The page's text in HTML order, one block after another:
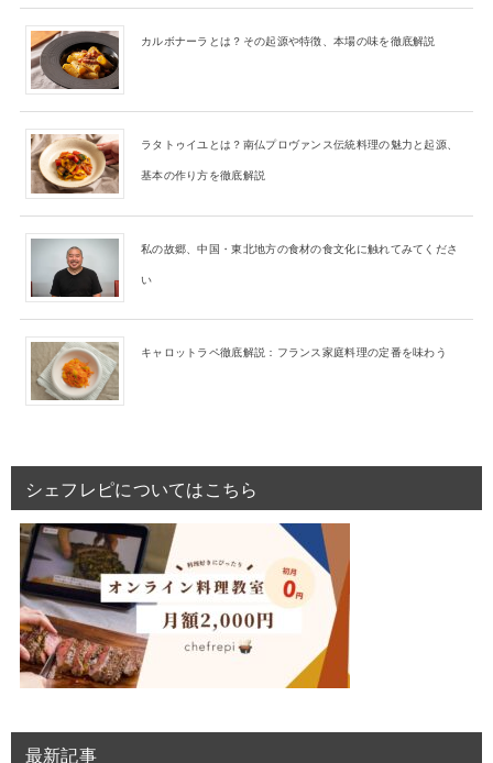
カルボナーラとは？その起源や特徴、本場の味を徹底解説
ラタトゥイユとは？南仏プロヴァンス伝統料理の魅力と起源、
基本の作り方を徹底解説
私の故郷、中国・東北地方の食材の食文化に触れてみてくださ
い
キャロットラペ徹底解説：フランス家庭料理の定番を味わう
シェフレピについてはこちら
最新記事